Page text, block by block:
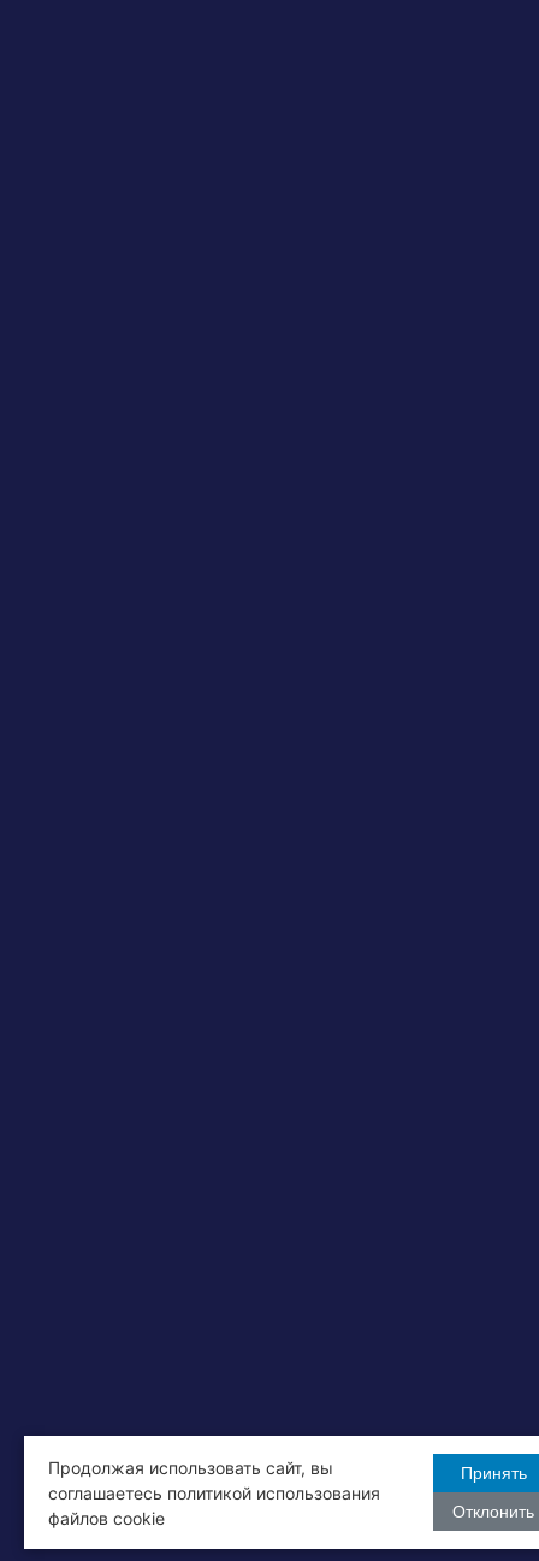
Продолжая использовать сайт, вы
соглашаетесь политикой использования
файлов cookie
Принять
Отклонить